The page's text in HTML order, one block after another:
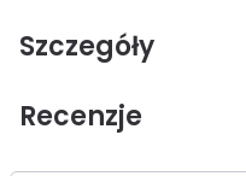
Szczegóły
Recenzje